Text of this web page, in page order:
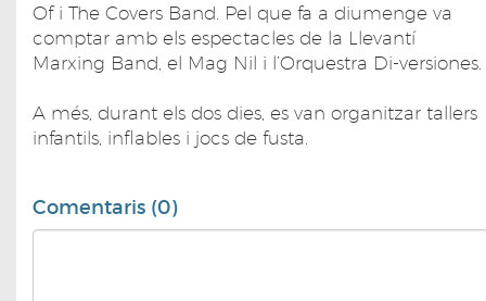
Of i The Covers Band. Pel que fa a diumenge va
comptar amb els espectacles de la Llevantí
Marxing Band, el Mag Nil i l’Orquestra Di-versiones.
A més, durant els dos dies, es van organitzar tallers
infantils, inflables i jocs de fusta.
Comentaris (0)